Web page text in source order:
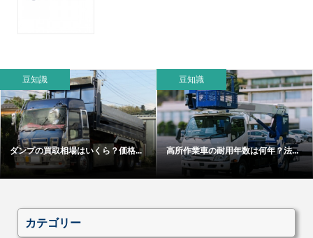
豆知識
ダンプの買取相場はいくら？価格...
豆知識
高所作業車の耐用年数は何年？法...
カテゴリー